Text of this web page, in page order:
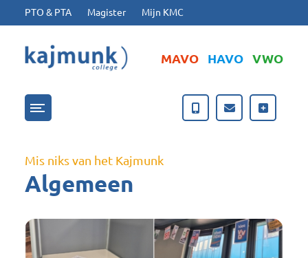
Ga naar hoofdinhoud
Ga naar footer
PTO & PTA Magister Mijn KMC
MAVO HAVO VWO
Menu openen/sluiten
Mis niks van het Kajmunk
Algemeen